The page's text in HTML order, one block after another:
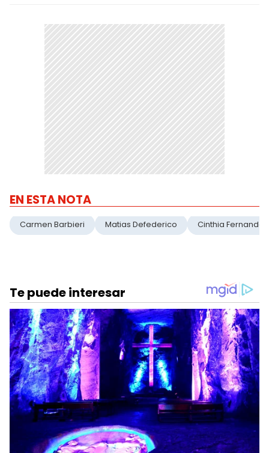
EN ESTA NOTA
Carmen Barbieri Matias Defederico Cinthia Fernandez